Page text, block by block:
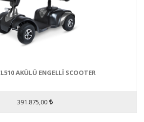
AKÜLÜ ENGELLİ SCOOTER
391.875,00